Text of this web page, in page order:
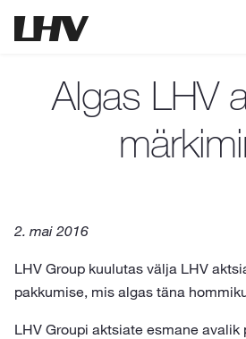
Algas LHV
2. mai 2016
LHV Group kuulutas välja LHV
pakkumise, mis algas täna
LHV Groupi aktsiate esmane avalik